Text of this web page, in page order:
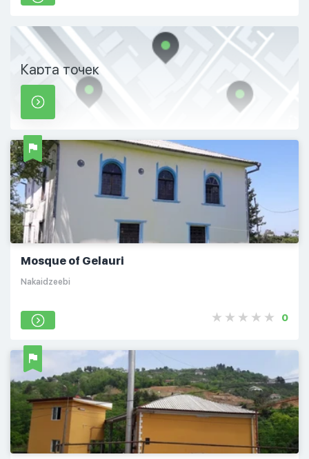
Карта точек
Mosque of Gelauri
Nakaidzeebi
0